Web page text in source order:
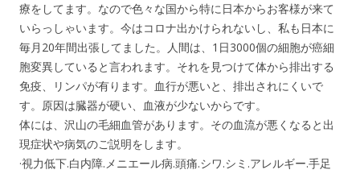
療をしてます。なので色々な国から特に日本からお客様が来て
いらっしゃいます。今はコロナ出かけられないし、私も日本に
毎月20年間出張してました。人間は、1日3000個の細胞が癌細
胞変異していると言われます。それを見つけて体から排出する
免疫、リンパが有ります。血行が悪いと、排出されにくいで
す。原因は臓器が硬い、血液が少ないからです。
体には、沢山の毛細血管があります。その血流が悪くなると出
現症状や病気のご説明をします。
·視力低下.白内障.メニエール病.頭痛.シワ.シミ.アレルギー.手足